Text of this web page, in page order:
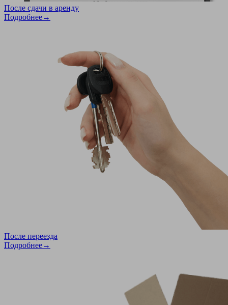
После сдачи в аренду
Подробнее→
После переезда
Подробнее→